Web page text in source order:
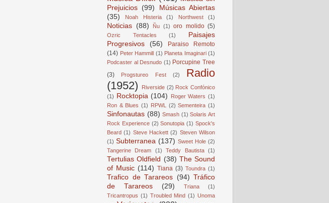
Prejuicios (99)
Músicas Abiertas
(35)
Noah Histeria (1) Northwest (1)
Noticias (88) Ñu (1) oro molido (5)
Ozric Tentacles (1)
Paisajes
Progresivos
(56)
Paraiso Remoto
(14) Peter Hammill (1) Planeta Imaginari (1)
Podcaster al Desnudo (1) Porcupine Tree
(3)
Progstureo Fest (2)
Radio
(1952)
Riverside (2) Rock Confónico
(1) Rocktopia (104) Roger Waters (1)
Ron & Blues (1) RPWL (2) Sementeira (1)
Sinfonautas (88) Smash (1) Solaris Art
Rock Experience (2) Sonutopia (1) Spock's
Beard (1) Steve Hackett (2) Steven Wilson
(1) Subterranea (137) Sweet Hole (2)
Tangerine Dream
(1) Teddy Bautista (1)
Tertulias Oldfield (38) The Sound
of Music (114) Tiana (3) Toundra (1)
Trafico de Tarareos (94) Tráfico
de Tarareos
(29) Triana
(1)
Tricantropus (1) Troubled Mind (1) Unoma